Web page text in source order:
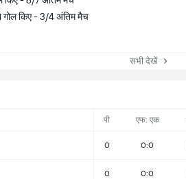
गोल किए - 3/4 अंतिम मैच
सभी देखें
पी एफ: एक
0 0:0
0 0:0